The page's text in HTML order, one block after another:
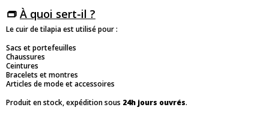
👝 À quoi sert-il ?
Le cuir de tilapia est utilisé pour :
Sacs et portefeuilles
Chaussures
Ceintures
Bracelets et montres
Articles de mode et accessoires
Produit en stock, expédition sous 24h jours ouvrés.